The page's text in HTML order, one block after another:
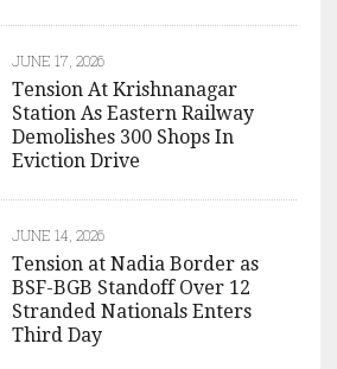
JUNE 17, 2026
Tension At Krishnanagar
Station As Eastern Railway
Demolishes 300 Shops In
Eviction Drive
JUNE 14, 2026
Tension at Nadia Border as
BSF-BGB Standoff Over 12
Stranded Nationals Enters
Third Day